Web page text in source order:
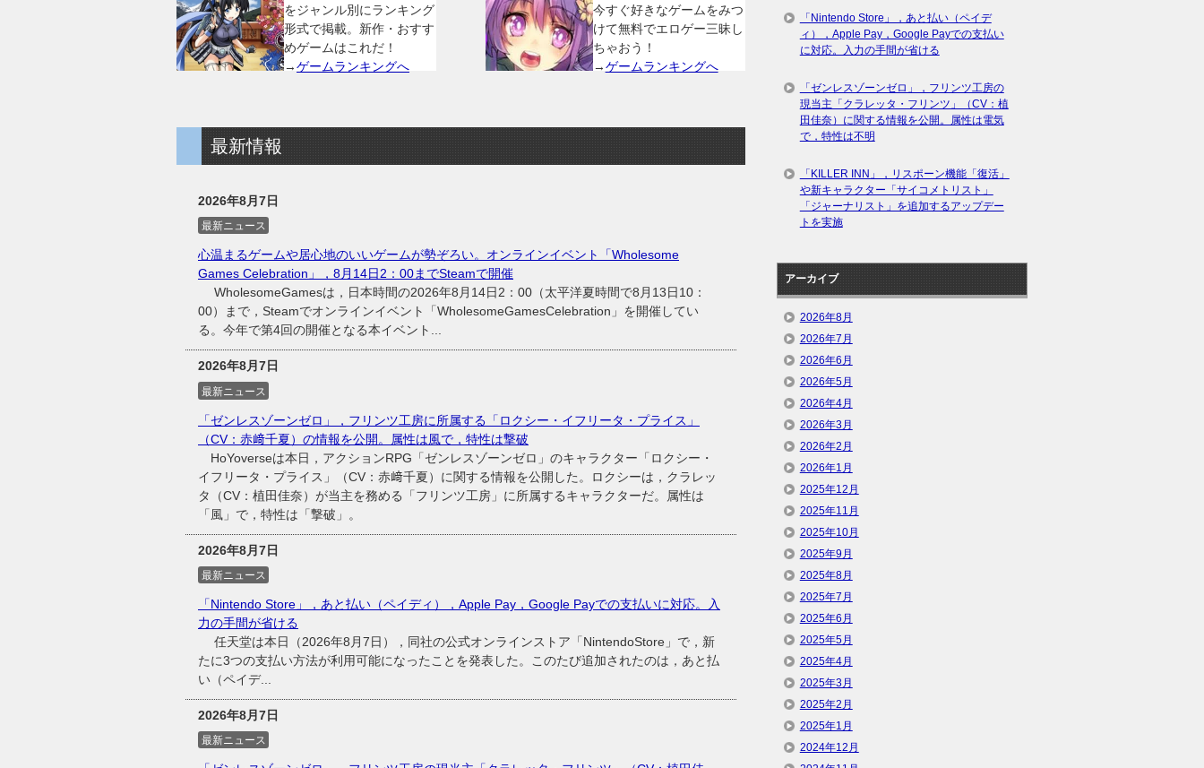
をジャンル別にランキング
形式で掲載。新作・おすす
めゲームはこれだ！
→ゲームランキングへ
今すぐ好きなゲームをみつ
けて無料でエロゲー三昧し
ちゃおう！
→ゲームランキングへ
最新情報
2026年8月7日
最新ニュース
心温まるゲームや居心地のいいゲームが勢ぞろい。オンラインイベント「Wholesome
Games Celebration」，8月14日2：00までSteamで開催
WholesomeGamesは，日本時間の2026年8月14日2：00（太平洋夏時間で8月13日10：
00）まで，Steamでオンラインイベント「WholesomeGamesCelebration」を開催してい
る。今年で第4回の開催となる本イベント...
2026年8月7日
最新ニュース
「ゼンレスゾーンゼロ」，フリンツ工房に所属する「ロクシー・イフリータ・プライス」
（CV：赤﨑千夏）の情報を公開。属性は風で，特性は撃破
HoYoverseは本日，アクションRPG「ゼンレスゾーンゼロ」のキャラクター「ロクシー・
イフリータ・プライス」（CV：赤﨑千夏）に関する情報を公開した。ロクシーは，クラレッ
タ（CV：植田佳奈）が当主を務める「フリンツ工房」に所属するキャラクターだ。属性は
「風」で，特性は「撃破」。
2026年8月7日
最新ニュース
「Nintendo Store」，あと払い（ペイディ），Apple Pay，Google Payでの支払いに対応。入
力の手間が省ける
任天堂は本日（2026年8月7日），同社の公式オンラインストア「NintendoStore」で，新
たに3つの支払い方法が利用可能になったことを発表した。このたび追加されたのは，あと払
い（ペイデ...
2026年8月7日
最新ニュース
「Nintendo Store」，あと払い（ペイデ
ィ），Apple Pay，Google Payでの支払い
に対応。入力の手間が省ける
「ゼンレスゾーンゼロ」，フリンツ工房の
現当主「クラレッタ・フリンツ」（CV：植
田佳奈）に関する情報を公開。属性は電気
で，特性は不明
「KILLER INN」，リスポーン機能「復活」
や新キャラクター「サイコメトリスト」
「ジャーナリスト」を追加するアップデー
トを実施
アーカイブ
2026年8月
2026年7月
2026年6月
2026年5月
2026年4月
2026年3月
2026年2月
2026年1月
2025年12月
2025年11月
2025年10月
2025年9月
2025年8月
2025年7月
2025年6月
2025年5月
2025年4月
2025年3月
2025年2月
2025年1月
2024年12月